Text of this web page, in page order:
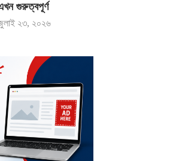
গুরুত্বপূর্ণ
২৩, ২০২৬